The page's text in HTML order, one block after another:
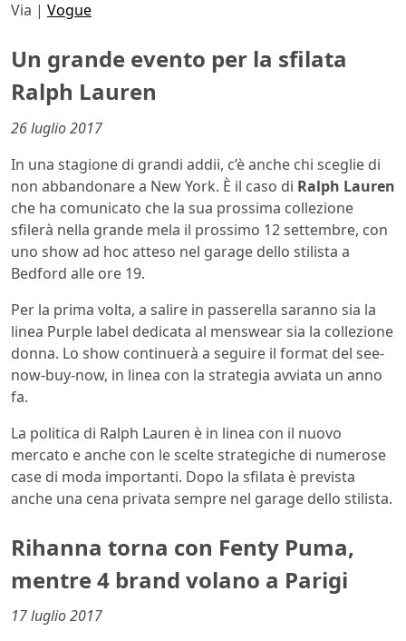
Via | Vogue
Un grande evento per la sfilata
Ralph Lauren
26 luglio 2017
In una stagione di grandi addii, c’è anche chi sceglie di
non abbandonare a New York. È il caso di Ralph Lauren
che ha comunicato che la sua prossima collezione
sfilerà nella grande mela il prossimo 12 settembre, con
uno show ad hoc atteso nel garage dello stilista a
Bedford alle ore 19.
Per la prima volta, a salire in passerella saranno sia la
linea Purple label dedicata al menswear sia la collezione
donna. Lo show continuerà a seguire il format del see-
now-buy-now, in linea con la strategia avviata un anno
fa.
La politica di Ralph Lauren è in linea con il nuovo
mercato e anche con le scelte strategiche di numerose
case di moda importanti. Dopo la sfilata è prevista
anche una cena privata sempre nel garage dello stilista.
Rihanna torna con Fenty Puma,
mentre 4 brand volano a Parigi
17 luglio 2017